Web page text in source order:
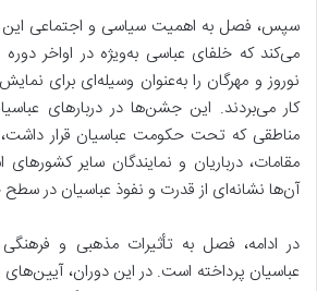
سپس، فصل به اهمیت سیاسی و اجتماعی این
می‌کند که خلفای عباسی به‌ویژه در اواخر
نوروز و مهرگان را به‌عنوان وسیله‌ای برای
کار می‌بردند. این جشن‌ها در دربارهای
مناطقی که تحت حکومت عباسیان قرار
مقامات، درباریان و نمایندگان سایر
آن‌ها نشانه‌ای از قدرت و نفوذ عباسیان در سطح
در ادامه، فصل به تأثیرات مذهبی و
عباسیان پرداخته است. در این دوران، آیین‌های